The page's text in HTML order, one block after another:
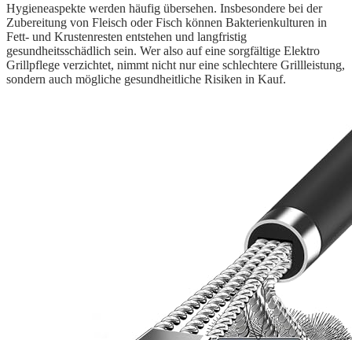
Hygieneaspekte werden häufig übersehen. Insbesondere bei der
Zubereitung von Fleisch oder Fisch können Bakterienkulturen in
Fett- und Krustenresten entstehen und langfristig
gesundheitsschädlich sein. Wer also auf eine sorgfältige Elektro
Grillpflege verzichtet, nimmt nicht nur eine schlechtere Grillleistung,
sondern auch mögliche gesundheitliche Risiken in Kauf.